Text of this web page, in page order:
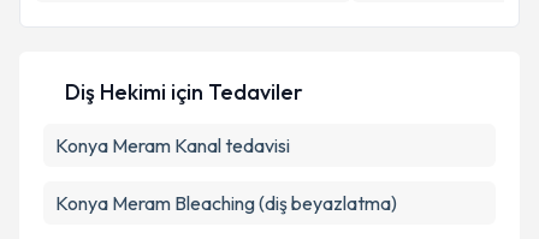
Metni'ni okudum ve kişisel verilerimin belirtilen
kapsamda işlenmesini kabul ediyorum.
Diş Hekimi için Tedaviler
Konya Meram Kanal tedavisi
Konya Meram Bleaching (diş beyazlatma)